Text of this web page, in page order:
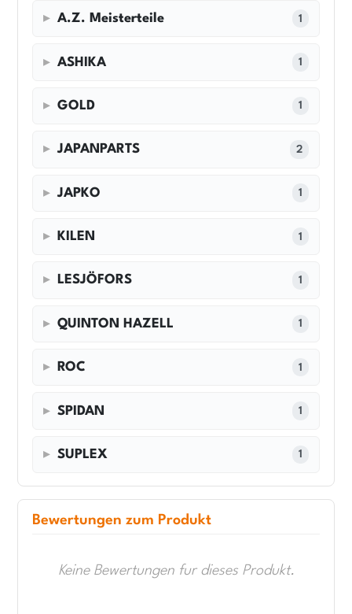
A.Z. Meisterteile 1
ASHIKA 1
GOLD 1
JAPANPARTS 2
JAPKO 1
KILEN 1
LESJÖFORS 1
QUINTON HAZELL 1
ROC 1
SPIDAN 1
SUPLEX 1
Bewertungen zum Produkt
Keine Bewertungen fur dieses Produkt.